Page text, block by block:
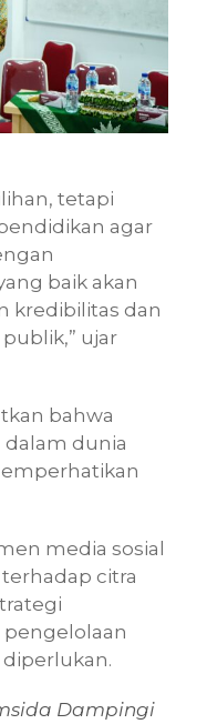
tetapi
agar
baik akan
kredibilitas dan
ujar
bahwa
dunia
media sosial
citra
pengelolaan
Dampingi